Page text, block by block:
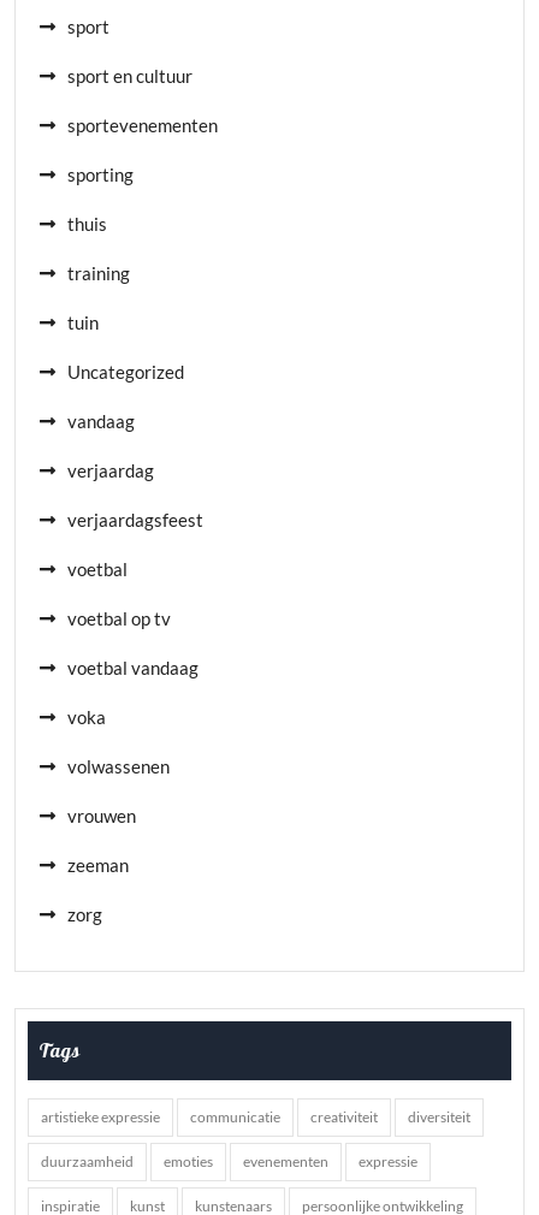
sport
sport en cultuur
sportevenementen
sporting
thuis
training
tuin
Uncategorized
vandaag
verjaardag
verjaardagsfeest
voetbal
voetbal op tv
voetbal vandaag
voka
volwassenen
vrouwen
zeeman
zorg
Tags
artistieke expressie communicatie creativiteit diversiteit
duurzaamheid emoties evenementen expressie
inspiratie kunst kunstenaars persoonlijke ontwikkeling